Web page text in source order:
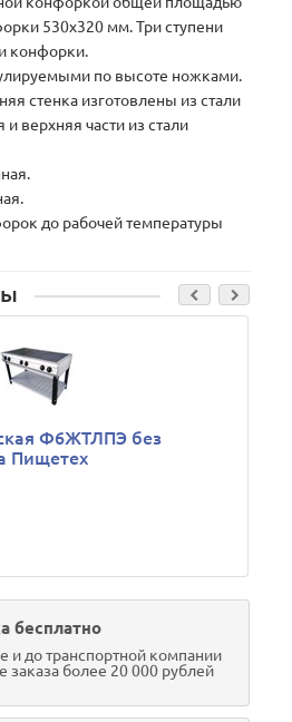
530х320 мм. Три ступени
конфорки.
по высоте ножками.
стенка изготовлены из стали
верхняя части из стали
до рабочей температуры
Ф6ЖТЛПЭ без
Пищетех
бесплатно
и до транспортной компании
заказа более 20 000 рублей